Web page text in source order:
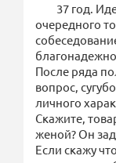
37 год.
очередного
После ряда
вопрос,
личного
Скажите,
женой? Он
Если скажу